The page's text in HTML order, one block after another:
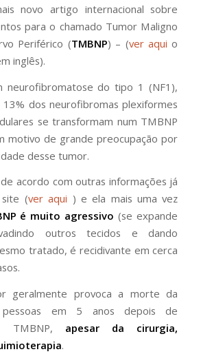
novo artigo internacional sobre
para o chamado Tumor Maligno
Periférico (TMBNP) – (ver aqui o
inglês).
neurofibromatose do tipo 1 (NF1),
dos neurofibromas plexiformes
se transformam num TMBNP
motivo de grande preocupação por
desse tumor.
acordo com outras informações já
site (ver aqui ) e ela mais uma vez
é muito agressivo (se expande
outros tecidos e dando
tratado, é recidivante em cerca
geralmente provoca a morte da
pessoas em 5 anos depois de
TMBNP, apesar da cirurgia,
.